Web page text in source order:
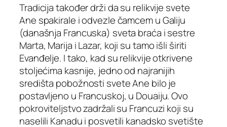
Tradicija također drži da su relikvije svete
Ane spakirale i odvezle čamcem u Galiju
(današnja Francuska) sveta braća i sestre
Marta, Marija i Lazar, koji su tamo išli širiti
Evanđelje. I tako, kad su relikvije otkrivene
stoljećima kasnije, jedno od najranijih
središta pobožnosti svete Ane bilo je
postavljeno u Francuskoj, u Douaiju. Ovo
pokroviteljstvo zadržali su Francuzi koji su
naselili Kanadu i posvetili kanadsko svetište